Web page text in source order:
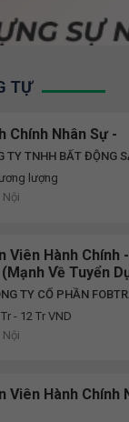
TỰ
Chính Nhân Sự -
TY TNHH BẤT ĐỘNG
lượng
Nội
Viên Hành Chính
(Mạnh Về Tuyển
TY CỔ PHẦN
- 12 Tr VND
Nội
Viên Hành Chính